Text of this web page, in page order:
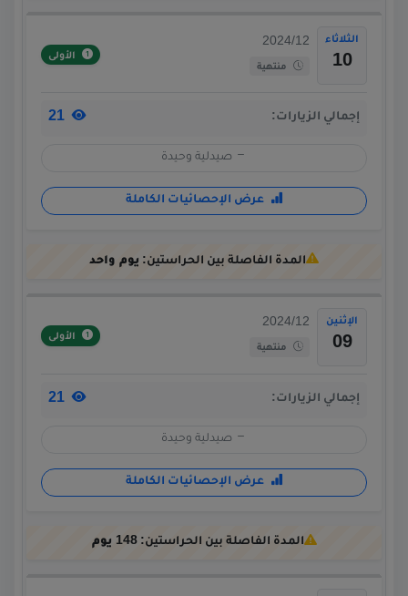
الثلاثاء
10
2024/12
منتهية
الأولى
إجمالي الزيارات:
صيدلية وحيدة
عرض الإحصائيات الكاملة
المدة الفاصلة بين الحراستين: يوم واحد
الإثنين
09
2024/12
منتهية
الأولى
إجمالي الزيارات:
صيدلية وحيدة
عرض الإحصائيات الكاملة
المدة الفاصلة بين الحراستين:148 يوم